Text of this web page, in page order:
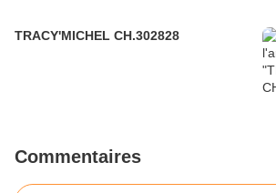
TRACY'MICHEL CH.302828
Commentaires